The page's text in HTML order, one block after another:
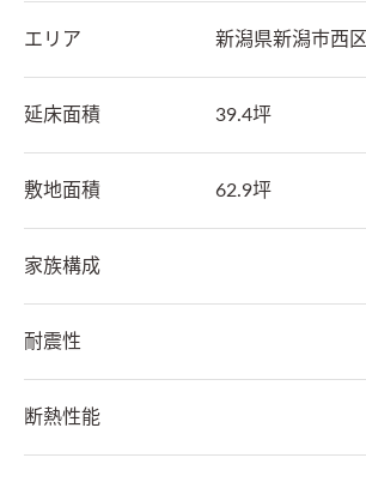
エリア 新潟県新潟市西区
延床面積 39.4坪
敷地面積 62.9坪
家族構成
耐震性
断熱性能